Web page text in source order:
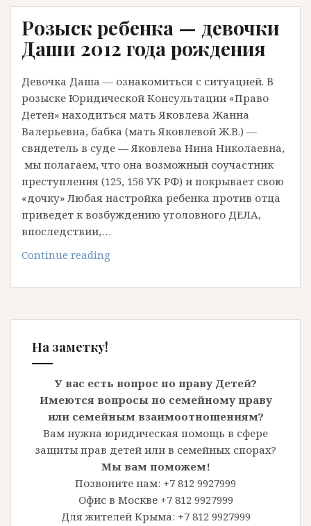
она
скрывается.
человека
Розыск ребенка — девочки
Даши 2012 года рождения
Девочка Даша — ознакомиться с ситуацией. В
розыске Юридической Консультации «Право
Детей» находиться мать Яковлева Жанна
Валерьевна, бабка (мать Яковлевой Ж.В.) —
свидетель в суде — Яковлева Нина Николаевна,
мы полагаем, что она возможный соучастник
преступления (125, 156 УК РФ) и покрывает свою
«дочку» Любая настройка ребенка против отца
приведет к возбуждению уголовного ДЕЛА,
впоследствии,…
Continue reading
—
Даши
На заметку!
У вас есть вопрос по праву Детей?
Имеются вопросы по семейному праву
или семейным взаимоотношениям?
Вам нужна юридическая помощь в сфере
защиты прав детей или в семейных спорах?
Мы вам поможем!
Позвоните нам: +7 812 9927999
Офис в Москве +7 812 9927999
Для жителей Крыма: +7 812 9927999